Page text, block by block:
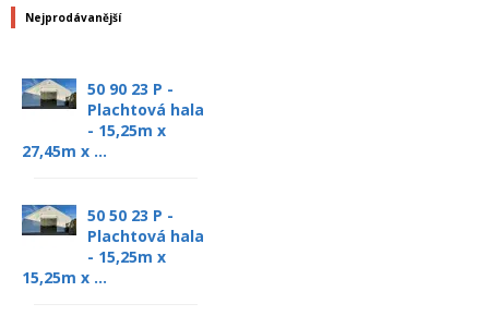
Nejprodávanější
50 90 23 P -
Plachtová hala
- 15,25m x
27,45m x ...
50 50 23 P -
Plachtová hala
- 15,25m x
15,25m x ...